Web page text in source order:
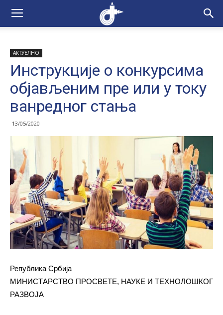
АКТУЕЛНО
Инструкције о конкурсима
објављеним пре или у току
ванредног стања
13/05/2020
Република Србија
МИНИСТАРСТВО ПРОСВЕТЕ, НАУКЕ И ТЕХНОЛОШКОГ
РАЗВОЈА